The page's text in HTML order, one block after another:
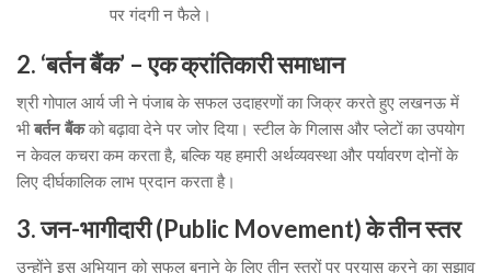
पर गंदगी न फैले।
2. ‘बर्तन बैंक’ – एक क्रांतिकारी समाधान
श्री गोपाल आर्य जी ने पंजाब के सफल उदाहरणों का जिक्र करते हुए लखनऊ में
भीबर्तन बैंकको बढ़ावा देने पर जोर दिया। स्टील के गिलास और प्लेटों का उपयोग
न केवल कचरा कम करता है, बल्कि यह हमारी अर्थव्यवस्था और पर्यावरण दोनों के
लिए दीर्घकालिक लाभ प्रदान करता है।
3. जन-भागीदारी (Public Movement) के तीन स्तर
उन्होंने इस अभियान को सफल बनाने के लिए तीन स्तरों पर प्रयास करने का सुझाव